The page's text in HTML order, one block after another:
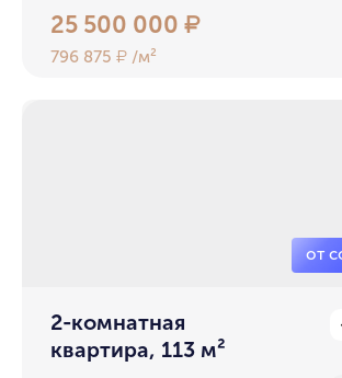
25 500 000₽
796 875₽ /м²
2-комнатная
квартира, 113 м²